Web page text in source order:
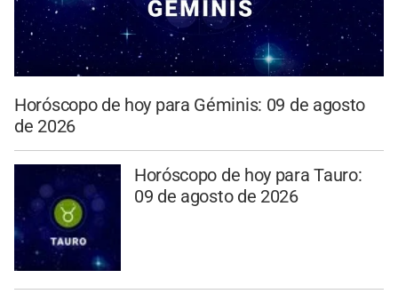
Horóscopo de hoy para Géminis: 09 de agosto
de 2026
Horóscopo de hoy para Tauro:
09 de agosto de 2026